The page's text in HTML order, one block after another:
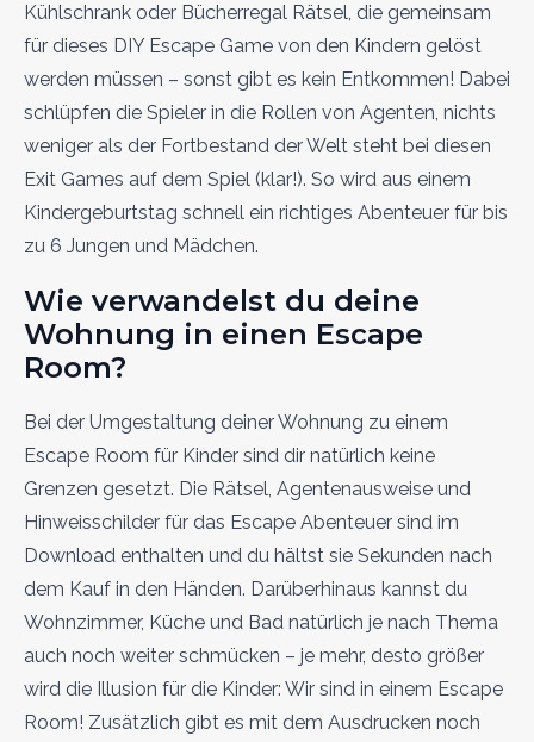
Kühlschrank oder Bücherregal Rätsel, die gemeinsam
für dieses DIY Escape Game von den Kindern gelöst
werden müssen – sonst gibt es kein Entkommen! Dabei
schlüpfen die Spieler in die Rollen von Agenten, nichts
weniger als der Fortbestand der Welt steht bei diesen
Exit Games auf dem Spiel (klar!). So wird aus einem
Kindergeburtstag schnell ein richtiges Abenteuer für bis
zu 6 Jungen und Mädchen.
Wie verwandelst du deine
Wohnung in einen Escape
Room?
Bei der Umgestaltung deiner Wohnung zu einem
Escape Room für Kinder sind dir natürlich keine
Grenzen gesetzt. Die Rätsel, Agentenausweise und
Hinweisschilder für das Escape Abenteuer sind im
Download enthalten und du hältst sie Sekunden nach
dem Kauf in den Händen. Darüberhinaus kannst du
Wohnzimmer, Küche und Bad natürlich je nach Thema
auch noch weiter schmücken – je mehr, desto größer
wird die Illusion für die Kinder: Wir sind in einem Escape
Room! Zusätzlich gibt es mit dem Ausdrucken noch